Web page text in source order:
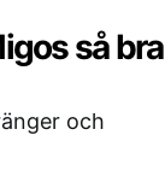
så bra
och